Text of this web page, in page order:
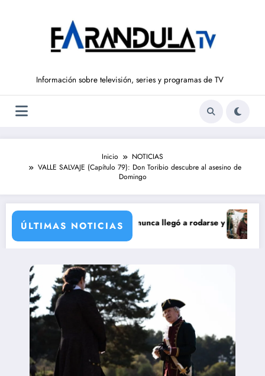
Información sobre televisión, series y programas de TV
Inicio
NOTICIAS
VALLE SALVAJE (Capítulo 79): Don Toribio descubre al asesino de
Domingo
ÚLTIMAS NOTICIAS
de María Castro
de Carmina Ordóñez que nunca llegó a rodarse y que convertía a